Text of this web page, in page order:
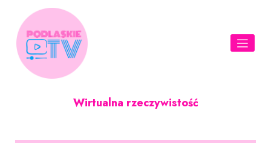
content
Wirtualna rzeczywistość